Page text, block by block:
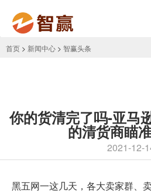
首页 > 新闻中心 > 智赢头条
你的货清完了吗-亚马
的清货商瞄
2021-12-
黑五网一这几天，各大卖家群、